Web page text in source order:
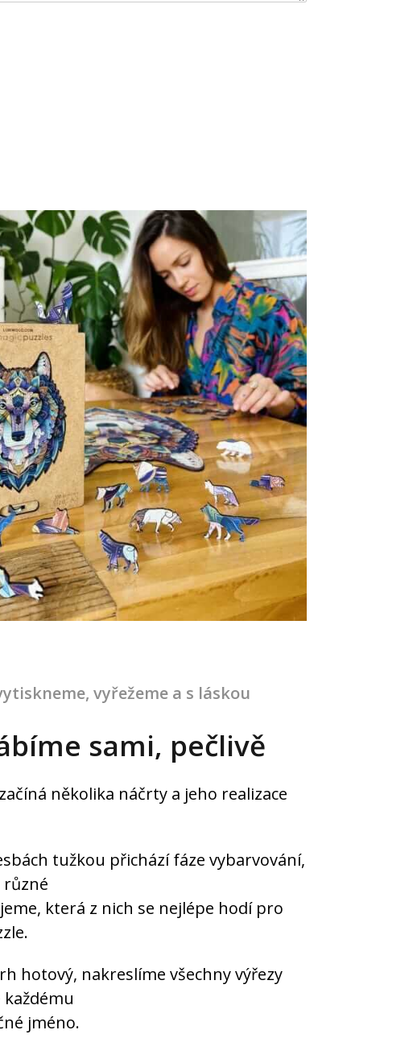
vyřežeme a s láskou
sami, pečlivě
několika náčrty a jeho realizace
tužkou přichází fáze vybarvování,
různé
která z nich se nejlépe hodí pro
hotový, nakreslíme všechny výřezy
jméno.
na 20 %.